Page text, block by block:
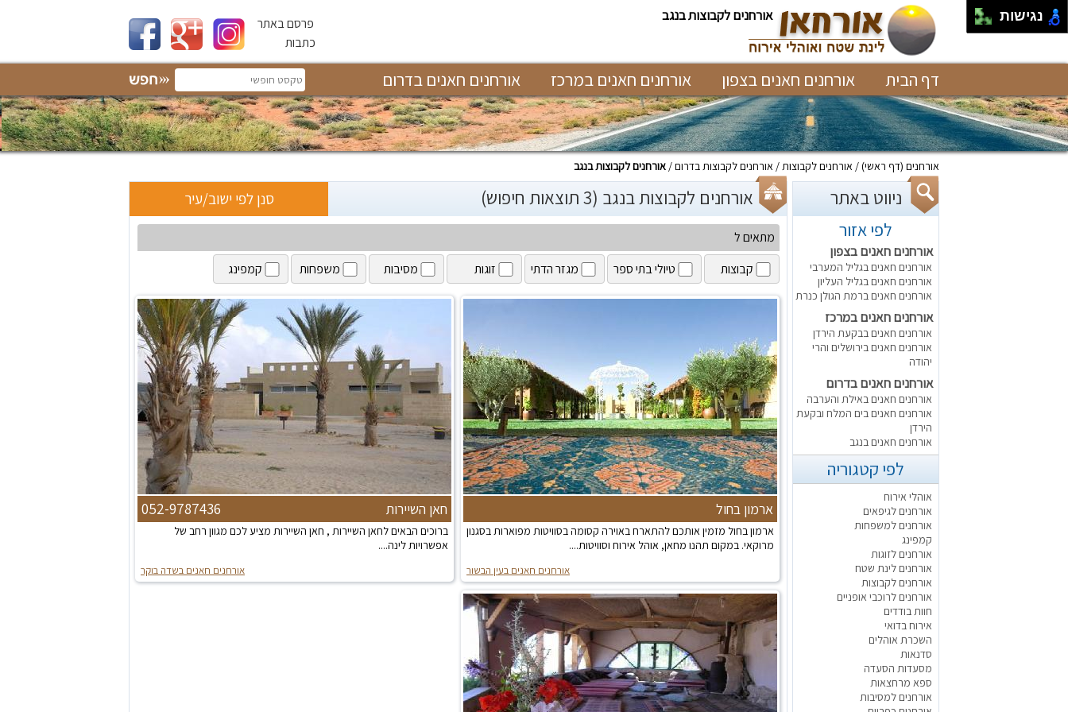
אורחנים לקבוצות בנגב
פרסם באתר
כתבות
דף הבית אורחנים חאנים בצפון אורחנים חאנים במרכז אורחנים חאנים בדרום
אורחנים (דף ראשי) אורחנים לקבוצות אורחנים לקבוצות בדרום אורחנים לקבוצות בנגב
ניווט באתר
לפי אזור
אורחנים חאנים בצפון
אורחנים חאנים בגליל המערבי
אורחנים חאנים בגליל העליון
אורחנים חאנים ברמת הגולן כנרת
אורחנים חאנים במרכז
אורחנים חאנים בבקעת הירדן
אורחנים חאנים בירושלים והרי
יהודה
אורחנים חאנים בדרום
אורחנים חאנים באילת והערבה
אורחנים חאנים בים המלח ובקעת
הירדן
אורחנים חאנים בנגב
לפי קטגוריה
אוהלי אירוח
אורחנים לגיפאים
אורחנים למשפחות
קמפינג
אורחנים לזוגות
אורחנים לינת שטח
אורחנים לקבוצות
אורחנים לרוכבי אופניים
חוות בודדים
אירוח בדואי
השכרת אוהלים
סדנאות
מסעדות הסעדה
ספא מרחצאות
אורחנים למסיבות
אורחנים לקבוצות בנגב (3 תוצאות חיפוש) סנן לפי ישוב/עיר
מתאים ל
קבוצות
טיולי בתי ספר מגזר הדתי זוגות מסיבות משפחות קמפינג
ארמון בחול
ארמון בחול מזמין אותכם להתארח באוירה קסומה בסוויטות מפוארות בסגנון
מרוקאי. במקום תהנו מחאן, אוהל אירוח וסוויטות....
אורחנים חאנים בעין הבשור
חאן השיירות 052-9787436
ברוכים הבאים לחאן השיירות , חאן השיירות מציע לכם מגוון רחב של
אפשרויות לינה....
אורחנים חאנים בשדה בוקר
נגישות